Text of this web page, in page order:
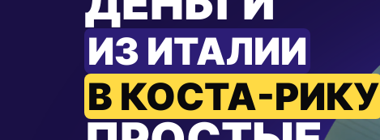
ИЗ ИТАЛИИ
В КОСТА-РИКУ